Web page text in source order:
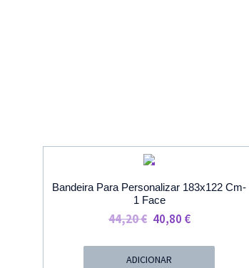
Bandeira Para Personalizar 183x122 Cm-
1 Face
44,20€ O
Original
40,80 €O
ADICIONAR